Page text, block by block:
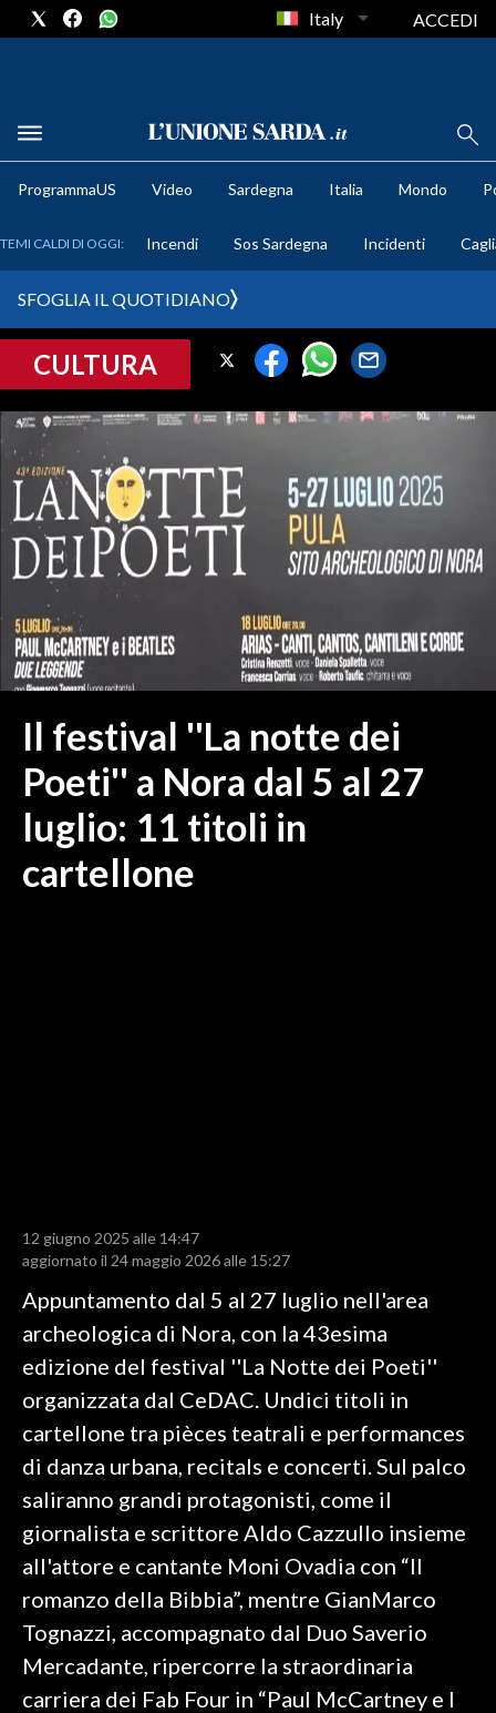
METEO
CRONACA SARDEGNA
PROVINCIA DI CAGLIARI
SULCIS IGLESIENTE
MEDIO CAMPIDANO
ORISTANO E PROVINCIA
SASSARI E PROVINCIA
GALLURA
NUORO E PROVINCIA
OGLIASTRA
ITALIA
MONDO
POLITICA
CALCIO
CALCIO REGIONALE
BASKET
VOLLEY
MOTORI
TENNIS
ALTRI SPORT
SPETTACOLI
SALUTE
SARDEGNA TURISMO
Italy ACCEDI
ProgrammaUS Video Sardegna Italia Mondo
TEMI CALDI DI OGGI: Incendi Sos Sardegna Incidenti
SFOGLIA IL QUOTIDIANO
CULTURA
Il festival ''La notte dei
Poeti'' a Nora dal 5 al 27
luglio: 11 titoli in
cartellone
12 giugno 2025 alle 14:47
aggiornato il 24 maggio 2026 alle 15:27
Appuntamento dal 5 al 27 luglio nell'area
archeologica di Nora, con la 43esima
edizione del festival ''La Notte dei Poeti''
organizzata dal CeDAC. Undici titoli in
cartellone tra pièces teatrali e performances
di danza urbana, recitals e concerti. Sul palco
saliranno grandi protagonisti, come il
giornalista e scrittore Aldo Cazzullo insieme
all'attore e cantante Moni Ovadia con “Il
romanzo della Bibbia”, mentre GianMarco
Tognazzi, accompagnato dal Duo Saverio
Mercadante, ripercorre la straordinaria
carriera dei Fab Four in “Paul McCartney e I